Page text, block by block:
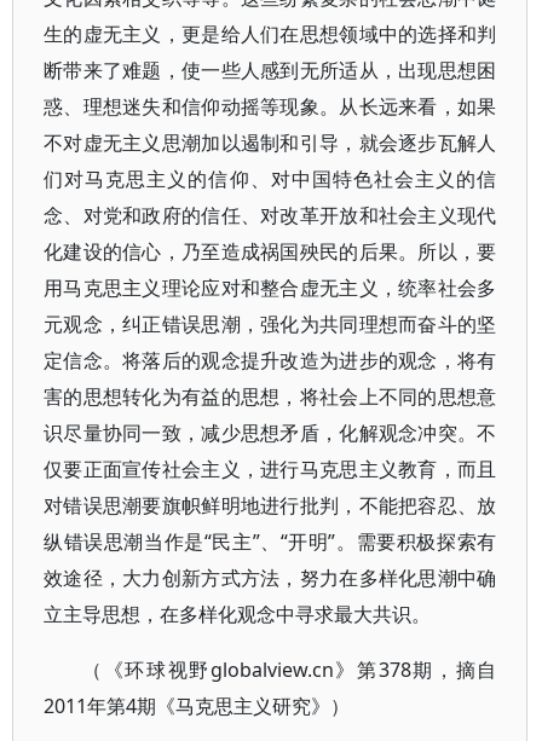
生的虚无主义，更是给人们在思想领域中的选择和判
断带来了难题，使一些人感到无所适从，出现思想困
惑、理想迷失和信仰动摇等现象。从长远来看，如果
不对虚无主义思潮加以遏制和引导，就会逐步瓦解人
们对马克思主义的信仰、对中国特色社会主义的信
念、对党和政府的信任、对改革开放和社会主义现代
化建设的信心，乃至造成祸国殃民的后果。所以，要
用马克思主义理论应对和整合虚无主义，统率社会多
元观念，纠正错误思潮，强化为共同理想而奋斗的坚
定信念。将落后的观念提升改造为进步的观念，将有
害的思想转化为有益的思想，将社会上不同的思想意
识尽量协同一致，减少思想矛盾，化解观念冲突。不
仅要正面宣传社会主义，进行马克思主义教育，而且
对错误思潮要旗帜鲜明地进行批判，不能把容忍、放
纵错误思潮当作是“民主”、“开明”。需要积极探索有
效途径，大力创新方式方法，努力在多样化思潮中确
立主导思想，在多样化观念中寻求最大共识。
（《环球视野globalview.cn》第378期，摘自
2011年第4期《马克思主义研究》）